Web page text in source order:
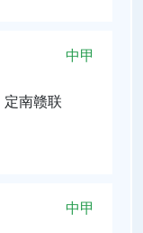
中甲
定南赣联
中甲